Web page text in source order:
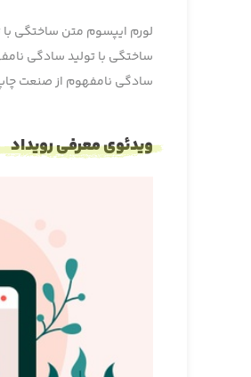
لورم ایپسوم متن ساختگی
ساختگی با تولید سادگی
سادگی نامفهوم از صنعت
ویدئوی معرفی رویداد